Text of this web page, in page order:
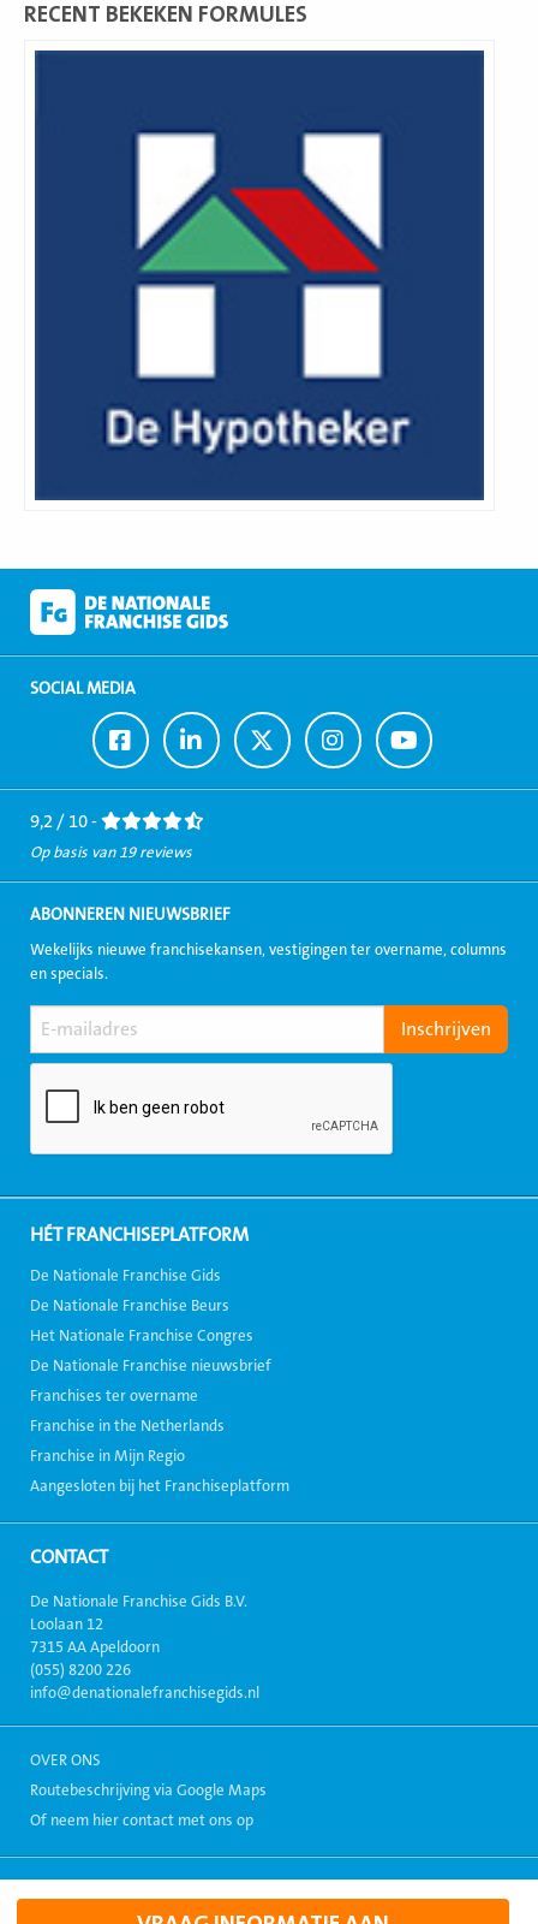
RECENT BEKEKEN FORMULES
Lees
SOCIAL MEDIA
Ga
naar
Facebook
Ga
naar
LinkedIn
Ga
naar
Twitter
Ga
naar
Instagram
Ga
naar
Youtube
9,2 / 10 -
Op basis van 19 reviews
ABONNEREN NIEUWSBRIEF
Wekelijks nieuwe franchisekansen, vestigingen ter overname, columns
en specials.
HÉT FRANCHISEPLATFORM
De Nationale Franchise Gids
De Nationale Franchise Beurs
Het Nationale Franchise Congres
De Nationale Franchise nieuwsbrief
Franchises ter overname
Franchise in the Netherlands
Franchise in Mijn Regio
Aangesloten bij het Franchiseplatform
CONTACT
De Nationale Franchise Gids B.V.
Loolaan 12
7315 AA Apeldoorn
(055) 8200 226
info@denationalefranchisegids.nl
OVER ONS
Routebeschrijving via Google Maps
Of neem hier contact met ons op
weergegeven op deze site mag niet zonder toestemming verspreid